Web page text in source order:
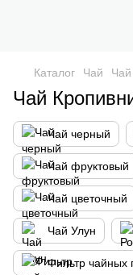
Каталог Чай
Чай
Чай черный
Чай фруктовый
Чай цветочный
Чай Улун
Фильтр чайных